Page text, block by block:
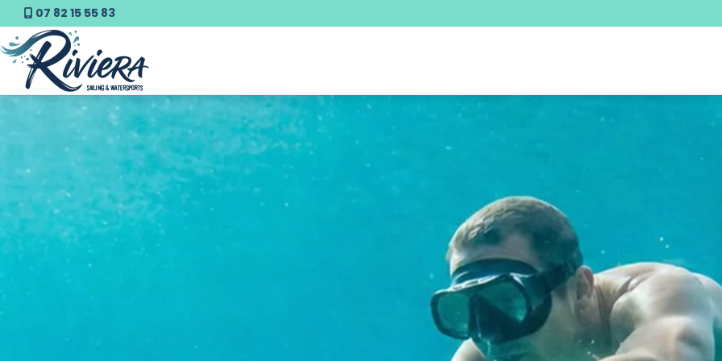
07 82 15 55 83